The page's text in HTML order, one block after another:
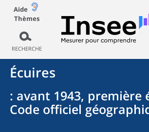
Aide
Thèmes
RECHERCHE
Écuires
: avant 1943, première
Code officiel